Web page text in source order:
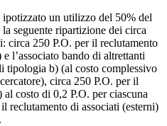
un utilizzo del 50% del
seguente ripartizione dei circa
circa 250 P.O. per il reclutamento
l’associato bando di altrettanti
tipologia b) (al costo complessivo
circa 250 P.O. per il
costo di 0,2 P.O. per ciascuna
reclutamento di associati (esterni)